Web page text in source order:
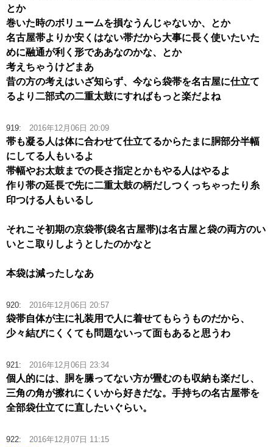
とか
巻いた時のボリュームを損なうんじゃないか、とか
名古屋帯よりか安くはない帯だから大事に長く使いたいた
めに融通が利く形でああなのかな、とか
考えちゃうけどまあ
昔の方の考えはいざ知らず、今なら袋帯を名古屋に仕立て
るより二部式の二重太鼓にすればもっと楽だよね
919: 2016年12月06日 20:09
帯も凝る人は体に合わせて仕立てるからたまに胴部分半幅
にしてる人もいるよ
帯幅やお太鼓までの長さ指定とかもやる人はやるよ
作り帯の延長で先に二重太鼓の柄だしつくっちゃったり糸
印つける人もいるし
それこそ初期の京袋帯(袋名古屋帯)は名古屋と袋の両方のい
いとこ取りしようとしたのかなと
本袋は減ったしなあ
920: 2016年12月06日 20:57
袋帯自体が主に礼装用で人に着せてもらうものだから、
少々結びにくくても問題ないって面もあると思うわ
921: 2016年12月06日 23:34
個人的には、胴を縢ってない方が畳むのも収納も楽だし、
三角の角が擦れにくいから好きだな。手持ちの名古屋帯を
全部袋仕立てに直したいぐらい。
922: 2016年12月07日 11:15